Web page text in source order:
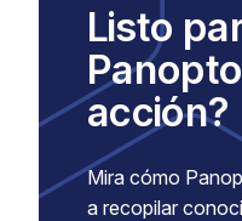
Listo
acción?
Mira cómo
a recopilar